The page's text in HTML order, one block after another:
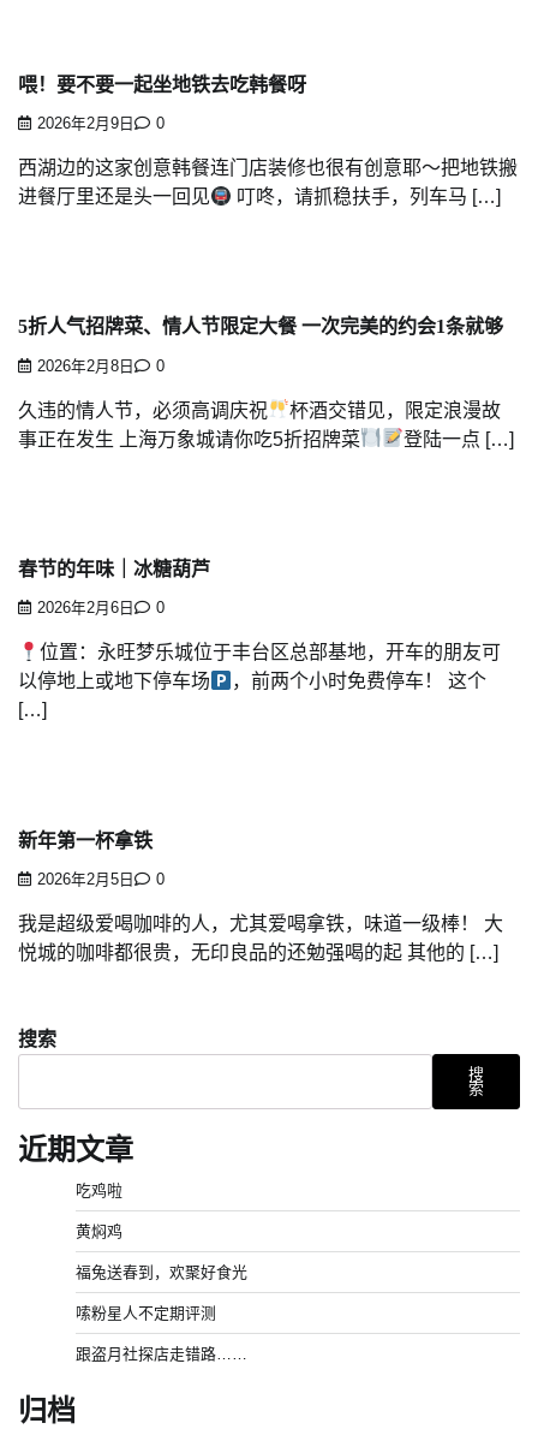
喂！要不要一起坐地铁去吃韩餐呀
2026年2月9日 0
西湖边的这家创意韩餐连门店装修也很有创意耶～把地铁搬
进餐厅里还是头一回见
叮咚，请抓稳扶手，列车马 […]
5折人气招牌菜、情人节限定大餐 一次完美的约会1条就够
2026年2月8日 0
久违的情人节，必须高调庆祝
杯酒交错见，限定浪漫故
事正在发生 上海万象城请你吃5折招牌菜
登陆一点 […]
春节的年味｜冰糖葫芦
2026年2月6日 0
位置：永旺梦乐城位于丰台区总部基地，开车的朋友可
以停地上或地下停车场
，前两个小时免费停车！ 这个
[…]
新年第一杯拿铁
2026年2月5日 0
我是超级爱喝咖啡的人，尤其爱喝拿铁，味道一级棒！ 大
悦城的咖啡都很贵，无印良品的还勉强喝的起 其他的 […]
搜索
搜
索
近期文章
吃鸡啦
黄焖鸡
福兔送春到，欢聚好食光
嗦粉星人不定期评测
跟盗月社探店走错路……
归档